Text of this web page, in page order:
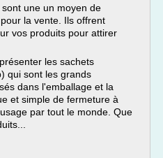
une un moyen de
la vente. Ils offrent
vos produits pour attirer
les sachets
qui sont les grands
dans l'emballage et la
et simple de fermeture à
par tout le monde. Que